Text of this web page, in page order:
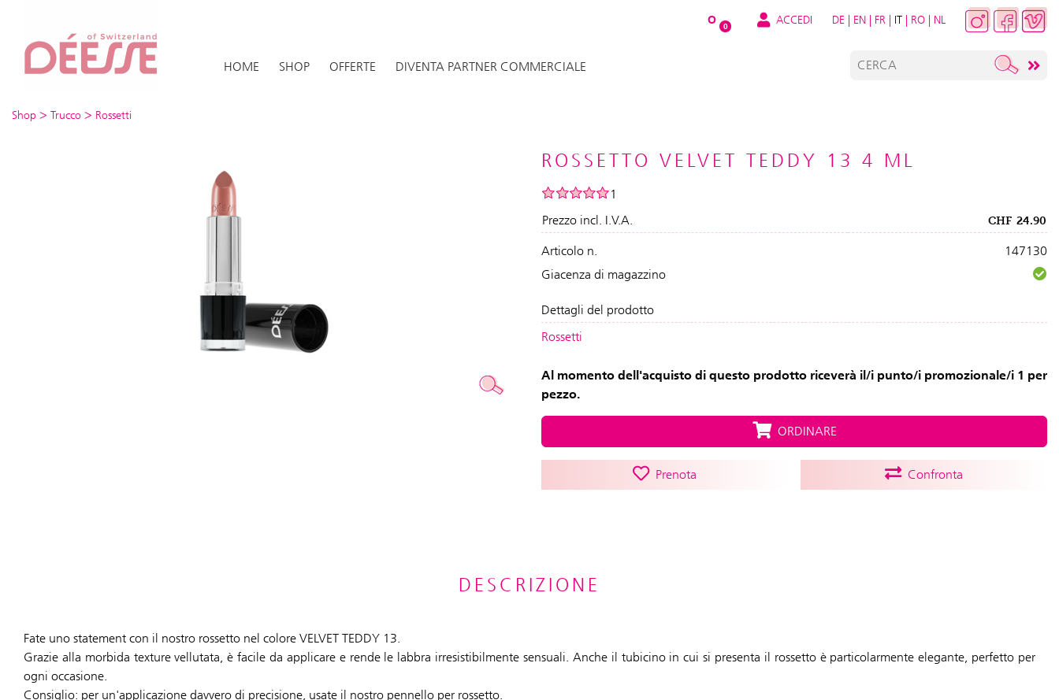
O 0 ACCEDI DE | EN | FR | IT | RO | NL
HOME SHOP OFFERTE DIVENTA PARTNER COMMERCIALE
Shop > Trucco > Rossetti
ROSSETTO VELVET TEDDY 13 4 ML
1
Prezzo incl. I.V.A.
CHF 24.90
Articolo n.
147130
Giacenza di magazzino
Dettagli del prodotto
Rossetti
Al momento dell'acquisto di questo prodotto riceverà il/i punto/i promozionale/i 1 per
pezzo.
ORDINARE
Prenota Confronta
DESCRIZIONE
Fate uno statement con il nostro rossetto nel colore VELVET TEDDY 13.
Grazie alla morbida texture vellutata, è facile da applicare e rende le labbra irresistibilmente sensuali. Anche il tubicino in cui si presenta il rossetto è particolarmente elegante, perfetto per
ogni occasione.
Consiglio: per un'applicazione davvero di precisione, usate il nostro pennello per rossetto.